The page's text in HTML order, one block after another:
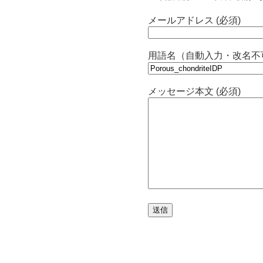
メールアドレス (必須)
用語名（自動入力・改名不
メッセージ本文 (必須)